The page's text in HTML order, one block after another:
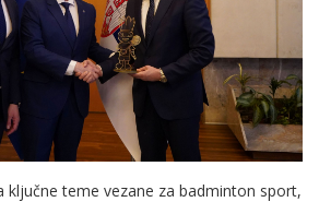
ključne teme vezane za badminton sport,